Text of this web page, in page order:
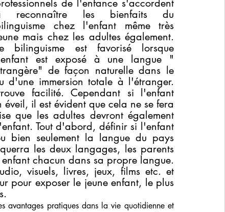
de l'enfance s'accordent
reconnaître les bienfaits du
chez l'enfant même très
mais chez les adultes également.
bilinguisme est favorisé lorsque
est exposé à une langue "
de façon naturelle dans le
immersion totale à l'étranger.
facilité. Cependant si l'enfant
il est évident que cela ne se fera
que les adultes devront également
Tout d'abord, définir si l'enfant
bien seulement la langue du pays
les deux langages, les parents
chacun dans sa propre langue.
visuels, livres, jeux, films etc. et
pour exposer le jeune enfant, le plus
avantages pratiques dans la vie quotidienne et